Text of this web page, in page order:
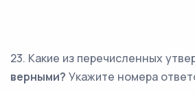
23. Какие из перечисленных
верными? Укажите номера